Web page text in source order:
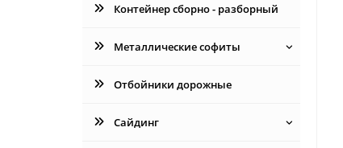
Контейнер сборно - разборный
Металлические софиты
Отбойники дорожные
Сайдинг